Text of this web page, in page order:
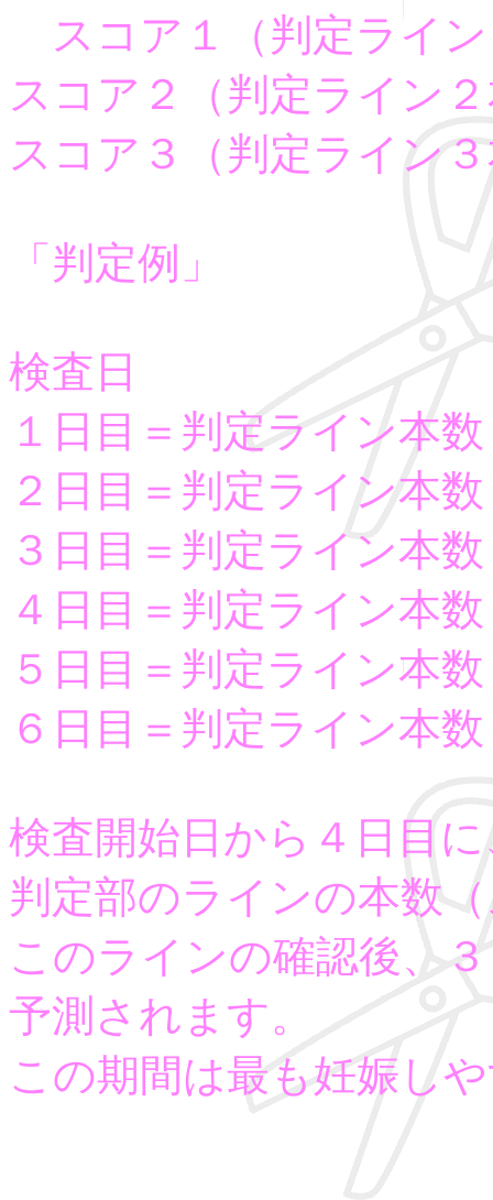
スコア１（判定ライ
スコア２（判定ライン
スコア３（判定ライン
「判定例」
検査日
１日目＝判定ライン本
２日目＝判定ライン本
３日目＝判定ライン本
４日目＝判定ライン本
５日目＝判定ライン本
６日目＝判定ライン本
検査開始日から４日目
判定部のラインの本数
このラインの確認後、
予測されます。
この期間は最も妊娠し